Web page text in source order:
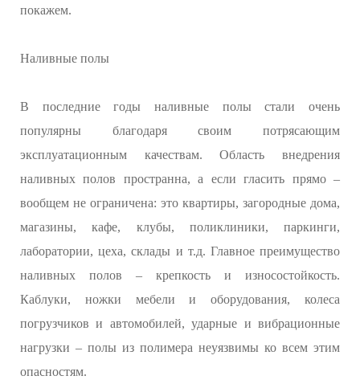
покажем.
Наливные полы
В последние годы наливные полы стали очень
популярны благодаря своим потрясающим
эксплуатационным качествам. Область внедрения
наливных полов пространна, а если гласить прямо –
вообщем не ограничена: это квартиры, загородные дома,
магазины, кафе, клубы, поликлиники, паркинги,
лаборатории, цеха, склады и т.д. Главное преимущество
наливных полов – крепкость и износостойкость.
Каблуки, ножки мебели и оборудования, колеса
погрузчиков и автомобилей, ударные и вибрационные
нагрузки – полы из полимера неуязвимы ко всем этим
опасностям.